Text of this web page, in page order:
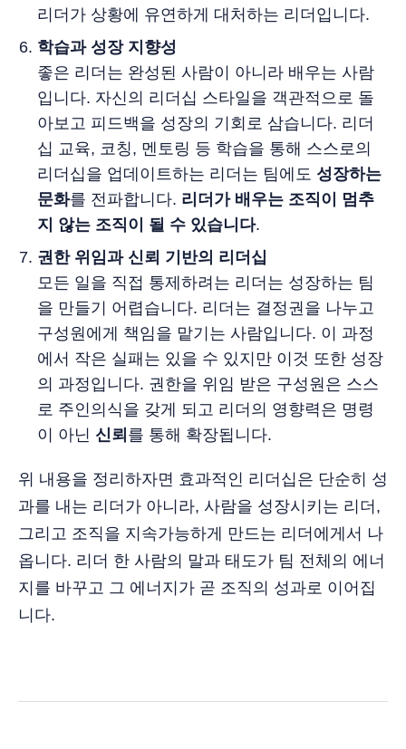
리더가 상황에 유연하게 대처하는 리더입니다.
학습과 성장 지향성
좋은 리더는 완성된 사람이 아니라 배우는 사람
입니다. 자신의 리더십 스타일을 객관적으로 돌
아보고 피드백을 성장의 기회로 삼습니다. 리더
십 교육, 코칭, 멘토링 등 학습을 통해 스스로의
리더십을 업데이트하는 리더는 팀에도 성장하는
문화를 전파합니다. 리더가 배우는 조직이 멈추
지 않는 조직이 될 수 있습니다.
권한 위임과 신뢰 기반의 리더십
모든 일을 직접 통제하려는 리더는 성장하는 팀
을 만들기 어렵습니다. 리더는 결정권을 나누고
구성원에게 책임을 맡기는 사람입니다. 이 과정
에서 작은 실패는 있을 수 있지만 이것 또한 성장
의 과정입니다. 권한을 위임 받은 구성원은 스스
로 주인의식을 갖게 되고 리더의 영향력은 명령
이 아닌 신뢰 를 통해 확장됩니다.
위 내용을 정리하자면 효과적인 리더십은 단순히 성
과를 내는 리더가 아니라, 사람을 성장시키는 리더,
그리고 조직을 지속가능하게 만드는 리더에게서 나
옵니다. 리더 한 사람의 말과 태도가 팀 전체의 에너
지를 바꾸고 그 에너지가 곧 조직의 성과로 이어집
니다.